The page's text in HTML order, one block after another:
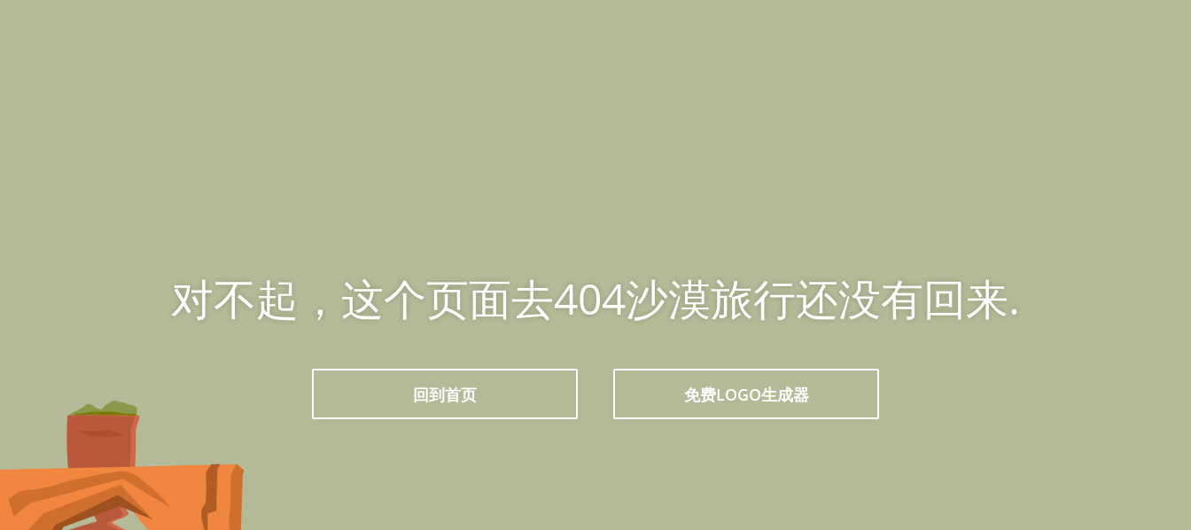
对不起，这个页面去404沙漠旅行还没有回来.
回到首页 免费LOGO生成器